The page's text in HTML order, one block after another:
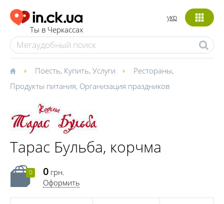
Ты в Черкассах
укр
Поесть, Купить, Услуги Рестораны,
Продукты питания, Организация праздников
Тарас Бульба, корчма
0 0 грн.
Оформить